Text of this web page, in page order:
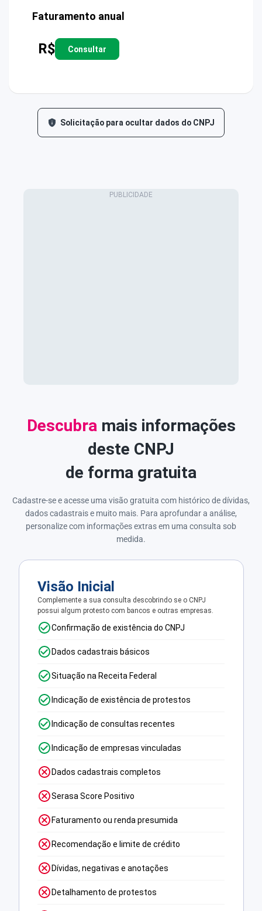
Faturamento anual
R$ Consultar
Solicitação para ocultar dados do CNPJ
Descubra mais informações
deste CNPJ
de forma gratuita
Cadastre-se e acesse uma visão gratuita com histórico de dívidas,
dados cadastrais e muito mais. Para aprofundar a análise,
personalize com informações extras em uma consulta sob
medida.
Visão Inicial
Complemente a sua consulta descobrindo se o CNPJ
possui algum protesto com bancos e outras empresas.
Confirmação de existência do CNPJ
Dados cadastrais básicos
Situação na Receita Federal
Indicação de existência de protestos
Indicação de consultas recentes
Indicação de empresas vinculadas
Dados cadastrais completos
Serasa Score Positivo
Faturamento ou renda presumida
Recomendação e limite de crédito
Dívidas, negativas e anotações
Detalhamento de protestos